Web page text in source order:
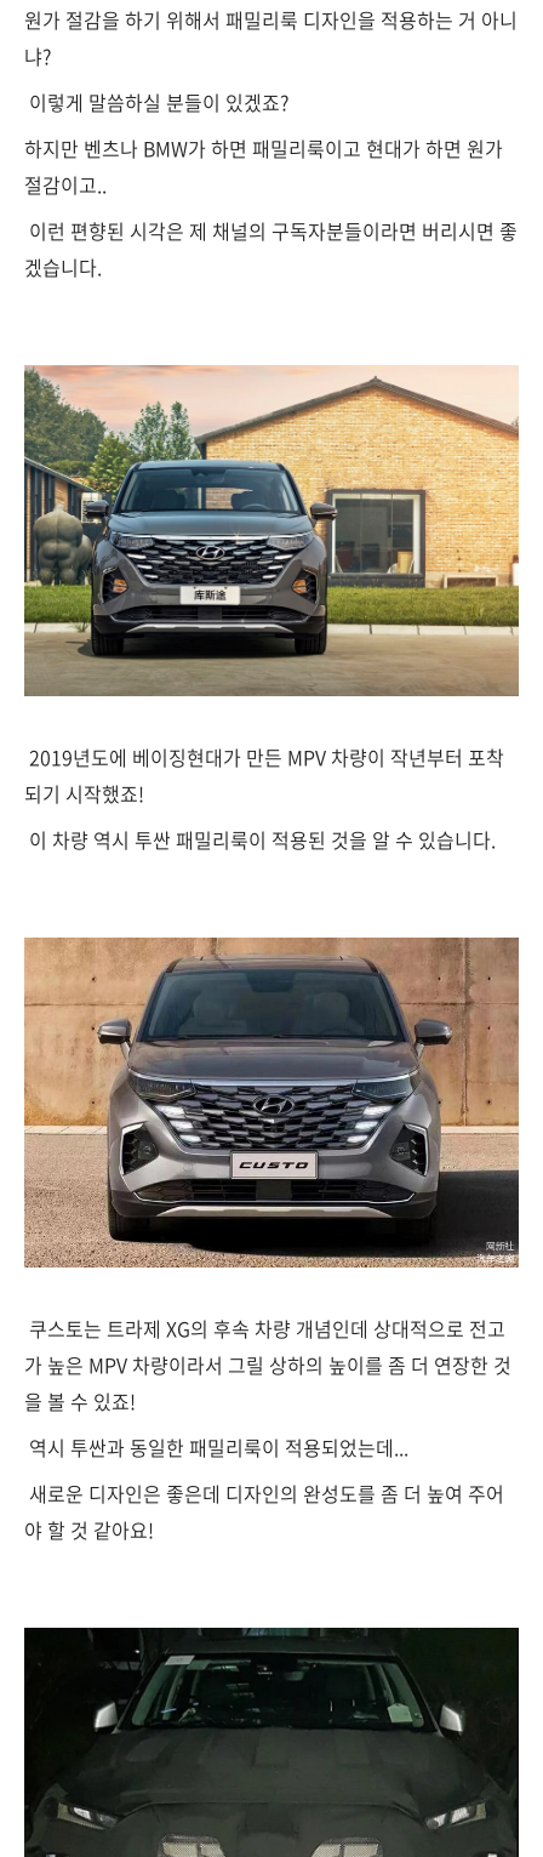
원가 절감을 하기 위해서 패밀리룩 디자인을 적용하는 거 아니
냐?
이렇게 말씀하실 분들이 있겠죠?
하지만 벤츠나 BMW가 하면 패밀리룩이고 현대가 하면 원가
절감이고..
이런 편향된 시각은 제 채널의 구독자분들이라면 버리시면 좋
겠습니다.
2019년도에 베이징현대가 만든 MPV 차량이 작년부터 포착
되기 시작했죠!
이 차량 역시 투싼 패밀리룩이 적용된 것을 알 수 있습니다.
쿠스토는 트라제 XG의 후속 차량 개념인데 상대적으로 전고
가 높은 MPV 차량이라서 그릴 상하의 높이를 좀 더 연장한 것
을 볼 수 있죠!
역시 투싼과 동일한 패밀리룩이 적용되었는데...
새로운 디자인은 좋은데 디자인의 완성도를 좀 더 높여 주어
야 할 것 같아요!